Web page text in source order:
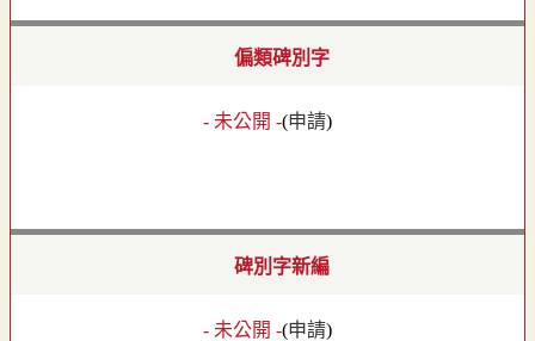
偏類碑別字
- 未公開 -(申請)
碑別字新編
- 未公開 -(申請)